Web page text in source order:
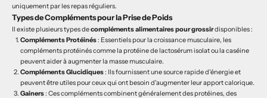
uniquement par les repas réguliers.
Types de Compléments pour la Prise de Poids
Il existe plusieurs types decompléments alimentaires pour grossirdisponibles :
Compléments Protéinés: Essentiels pour la croissance musculaire, les
compléments protéinés comme la protéine de lactosérum isolat ou la caséine
peuvent aider à augmenter la masse musculaire.
Compléments Glucidiques: Ils fournissent une source rapide d'énergie et
peuvent être utiles pour ceux qui ont besoin d'augmenter leur apport calorique.
Gainers: Ces compléments combinent généralement des protéines, des